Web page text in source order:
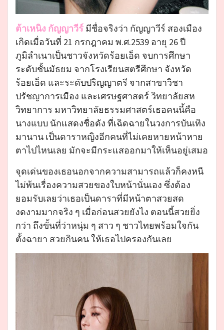
ต้าเหนิง กัญญาวีร์ มีชื่อจริงว่า กัญญาวีร์ สองเมือง
เกิดเมื่อวันที่ 21 กรกฎาคม พ.ศ.2539 อายุ 26 ปี
ภูมิลำเนาเป็นชาวจังหวัดร้อยเอ็ด จบการศึกษา
ระดับชั้นมัธยม จากโรงเรียนสตรีศึกษา จังหวัด
ร้อยเอ็ด และระดับปริญญาตรี จากสาขาวิชา
ปรัชญาการเมือง และเศรษฐศาสตร์ วิทยาลัยสห
วิทยาการ มหาวิทยาลัยธรรมศาสตร์เธอคนนี้คือ
นางแบบ นักแสดงชื่อดัง ที่เฉิดฉายในวงการบันเทิง
มานาน เป็นดาราหญิงอีกคนที่ไม่เคยหายหน้าหาย
ตาไปไหนเลย มักจะมีกระแสออกมาให้เห็นอยู่เสมอ
จุดเด่นของเธอนอกจากความสามารถแล้วก็คงหนี
ไม่พ้นเรื่องความสวยของใบหน้านั่นเอง ซึ่งต้อง
ยอมรับเลยว่าเธอเป็นดาราที่มีหน้าตาสวยสด
งดงามมากจริง ๆ เมื่อก่อนสวยยังไง ตอนนี้สวยยิ่ง
กว่า ถึงขั้นที่ว่าหนุ่ม ๆ สาว ๆ ชาวไทยพร้อมใจกัน
ตั้งฉายา สวยกินคน ให้เธอไปครองกันเลย